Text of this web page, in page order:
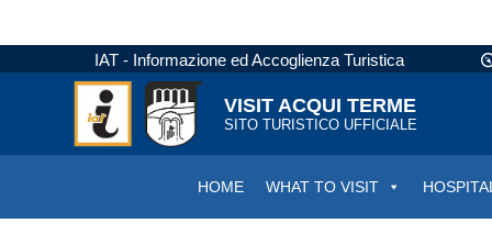
IAT - Informazione ed Accoglienza Turistica
VISIT ACQUI TERME
SITO TURISTICO UFFICIALE
HOME WHAT TO VISIT